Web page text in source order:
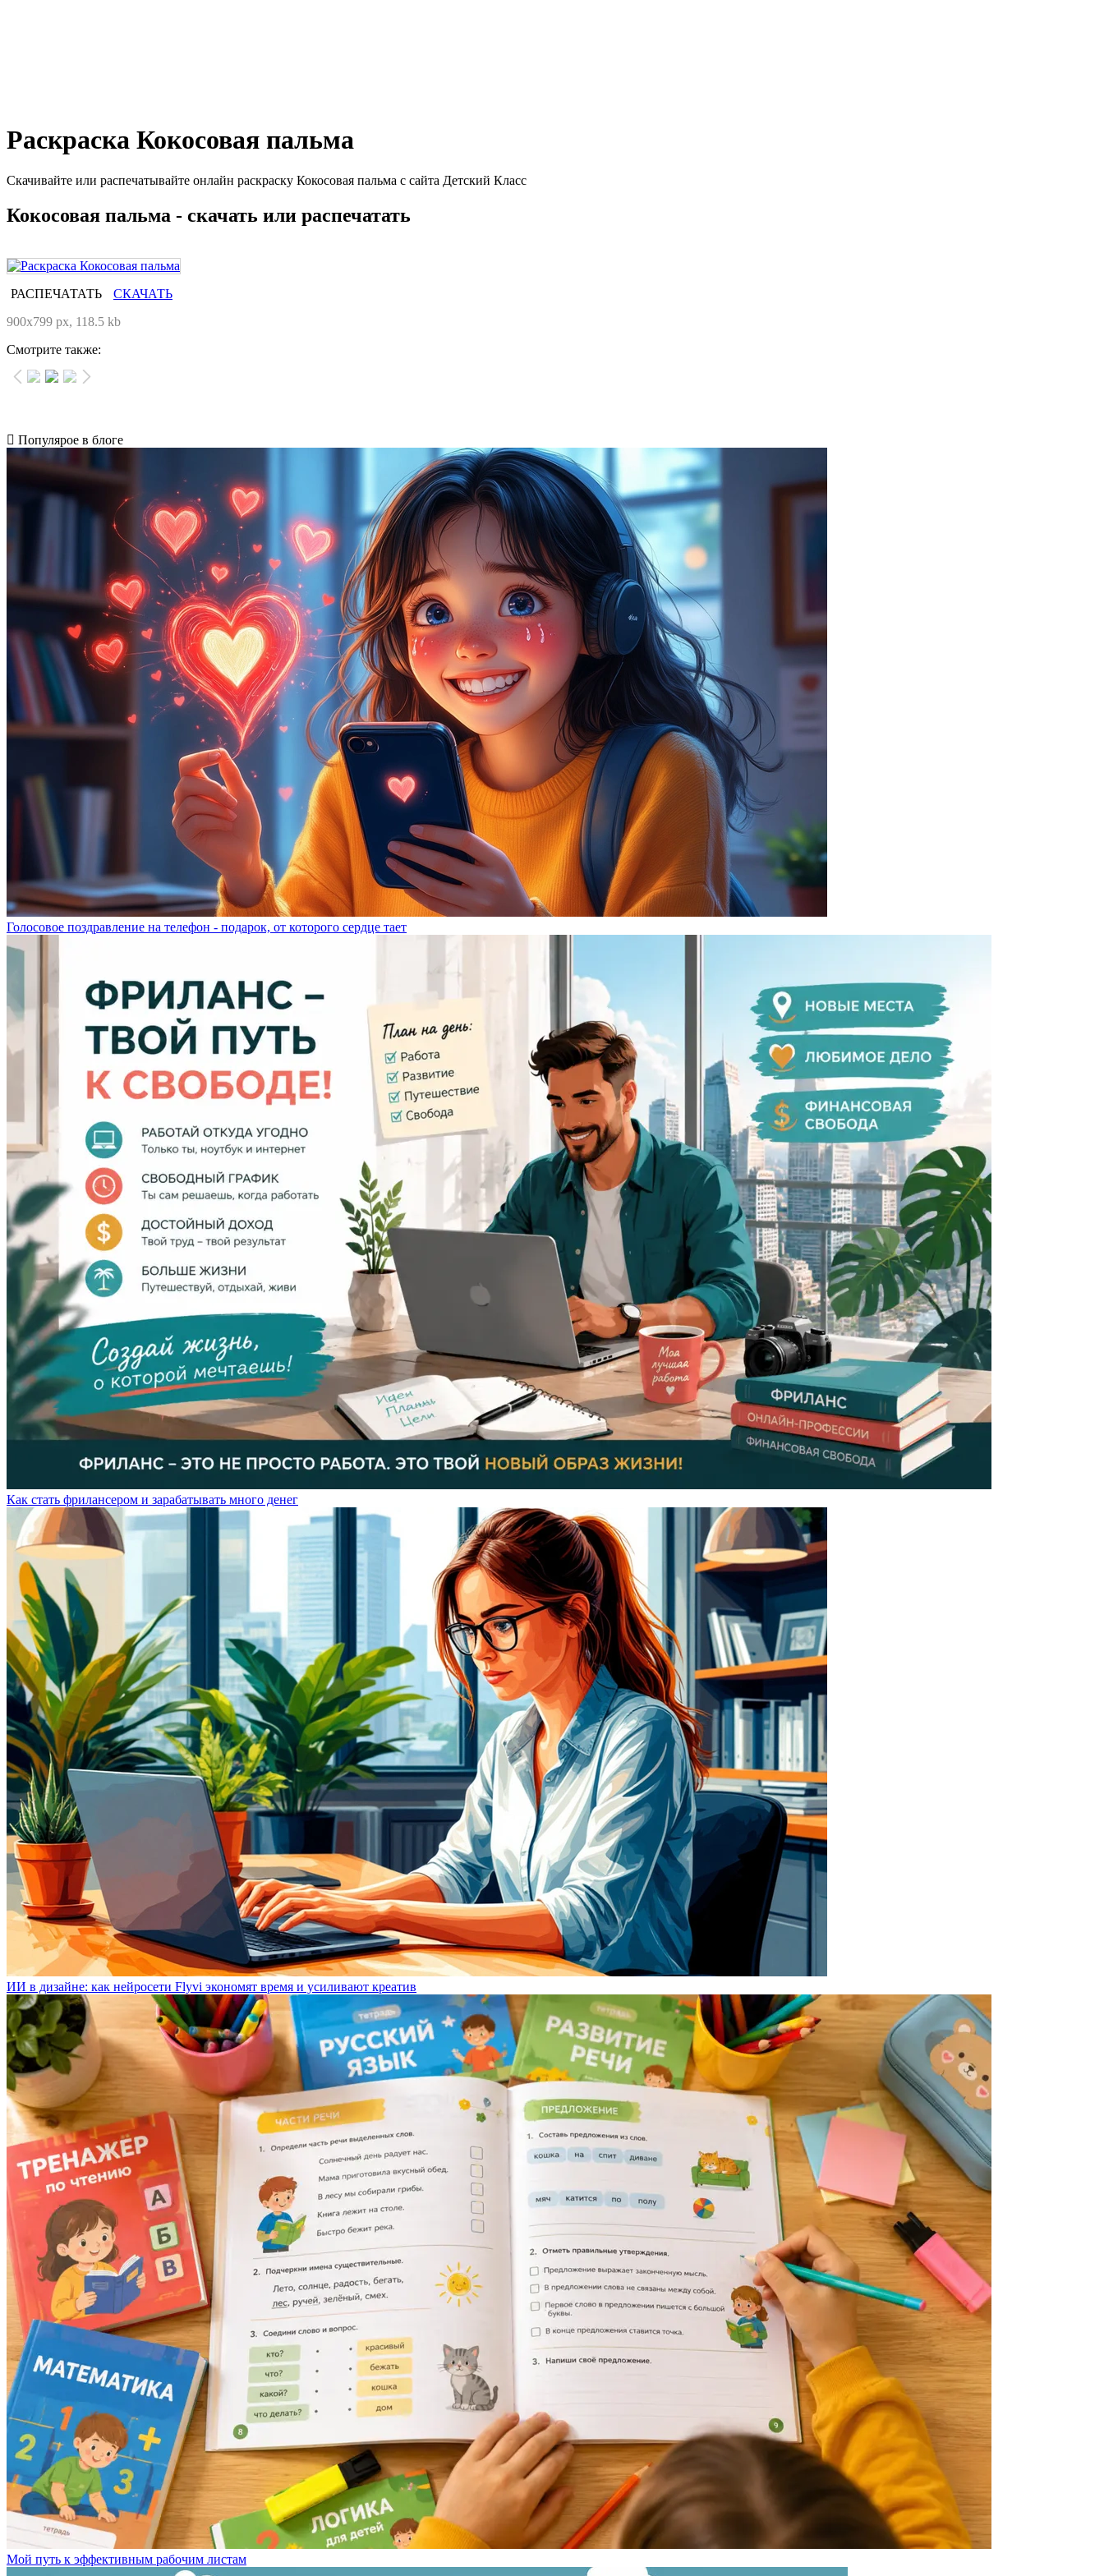
Раскраска Кокосовая пальма
Скачивайте или распечатывайте онлайн раскраску Кокосовая пальма с сайта Детский Класс
Кокосовая пальма - скачать или распечатать
РАСПЕЧАТАТЬ
СКАЧАТЬ
900x799 px, 118.5 kb
Смотрите также:
Популярое в блоге
Голосовое поздравление на телефон - подарок, от которого сердце тает
Как стать фрилансером и зарабатывать много денег
ИИ в дизайне: как нейросети Flyvi экономят время и усиливают креатив
Мой путь к эффективным рабочим листам